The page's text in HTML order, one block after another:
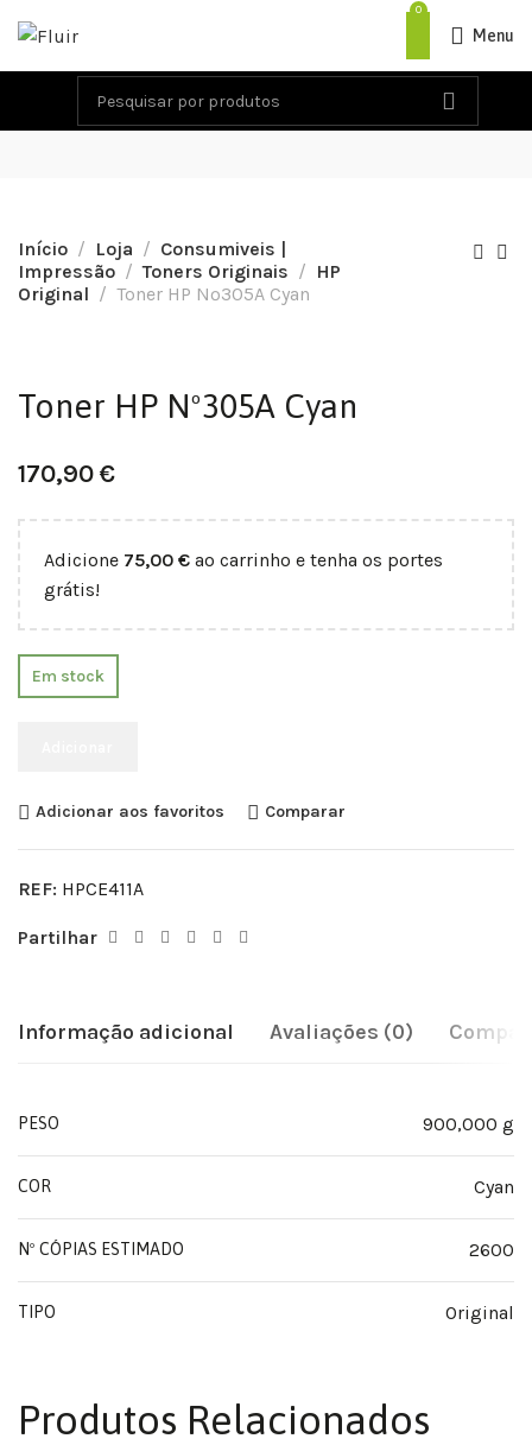
0
Menu
Início Loja
Consumiveis |
Impressão
Toners Originais
HP
Original
Toner HP Nº305A Cyan
Toner HP Nº305A Cyan
170,90€
Adicione 75,00 € ao carrinho e tenha os portes
grátis!
Em stock
Adicionar aos favoritos Comparar
REF: HPCE411A
Partilhar
Informação adicional Avaliações (0)
PESO 900,000 g
COR Cyan
Nº CÓPIAS ESTIMADO 2600
TIPO Original
Produtos Relacionados